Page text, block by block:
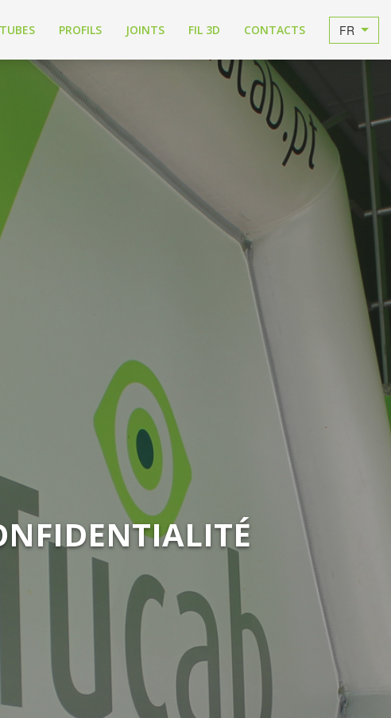
TUBES PROFILS JOINTS FIL 3D CONTACTS FR